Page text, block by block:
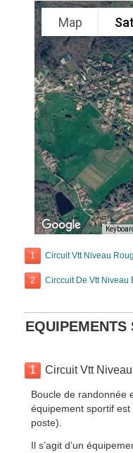
Map
1 Circuit Vtt Niveau
2 Circcuit De Vtt Niveau
EQUIPEMENTS
1 Circuit Vtt
Boucle de randonnée
équipement sportif
poste).
Il s’agit d’un